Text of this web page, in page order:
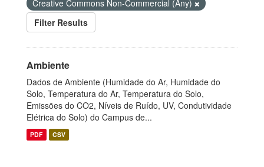
Creative Commons Non-Commercial (Any)
Filter Results
Ambiente
Dados de Ambiente (Humidade do Ar, Humidade do
Solo, Temperatura do Ar, Temperatura do Solo,
Emissões do CO2, Níveis de Ruído, UV, Condutividade
Elétrica do Solo) do Campus de...
PDF CSV